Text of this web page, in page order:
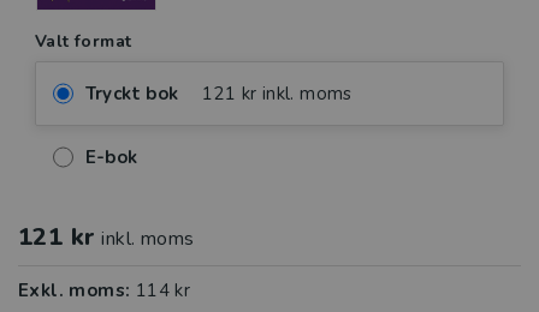
Valt format
Tryckt bok 121 kr inkl. moms
E-bok
121 kr inkl. moms
Exkl. moms: 114 kr